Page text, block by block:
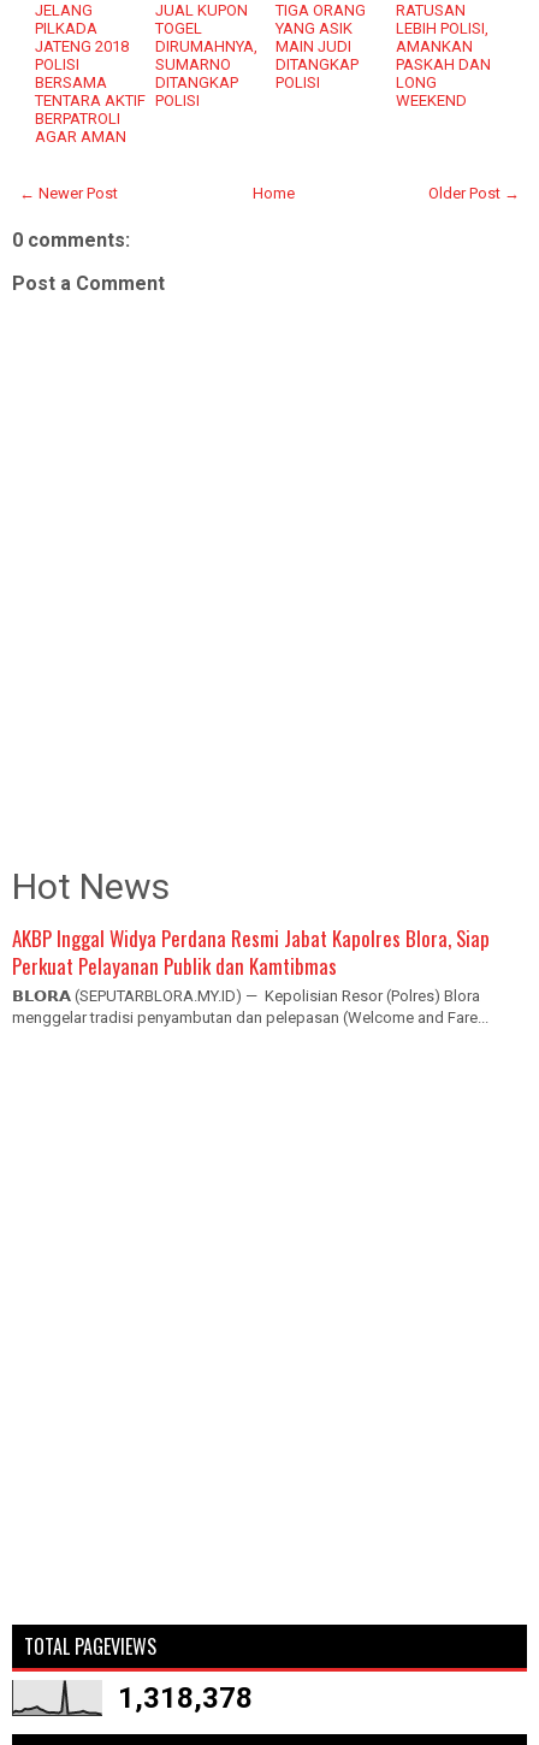
JELANG
PILKADA
JATENG 2018
POLISI
BERSAMA
TENTARA AKTIF
BERPATROLI
AGAR AMAN
JUAL KUPON
TOGEL
DIRUMAHNYA,
SUMARNO
DITANGKAP
POLISI
TIGA ORANG
YANG ASIK
MAIN JUDI
DITANGKAP
POLISI
RATUSAN
LEBIH POLISI,
AMANKAN
PASKAH DAN
LONG
WEEKEND
← Newer Post Older Post →
Home
0 comments:
Post a Comment
Hot News
AKBP Inggal Widya Perdana Resmi Jabat Kapolres Blora, Siap
Perkuat Pelayanan Publik dan Kamtibmas
𝗕𝗟𝗢𝗥𝗔 (SEPUTARBLORA.MY.ID) — Kepolisian Resor (Polres) Blora
menggelar tradisi penyambutan dan pelepasan (Welcome and Fare...
TOTAL PAGEVIEWS
1,318,378